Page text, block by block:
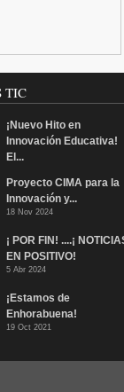
TIC
¡Nuevo Hito en
Innovación Educativa!
El...
Proyecto CIMA para la
Innovación y...
18 Nov 2024
¡ POR FIN! ....¡
EN POSITIVO!
5 Abr 2024
¡Estamos de
Enhorabuena!
19 Oct 2021